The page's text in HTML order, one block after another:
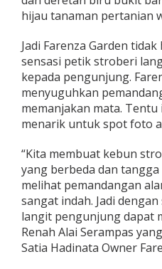
hijau tanaman pertanian
Jadi Farenza Garden
sensasi petik stroberi
kepada pengunjung.
menyuguhkan
memanjakan mata.
menarik untuk spot foto
“Kita membuat kebun
yang berbeda dan
melihat pemandangan
sangat indah. Jadi
langit pengunjung dapat
Renah Alai Serampas
Satia Hadinata Owner